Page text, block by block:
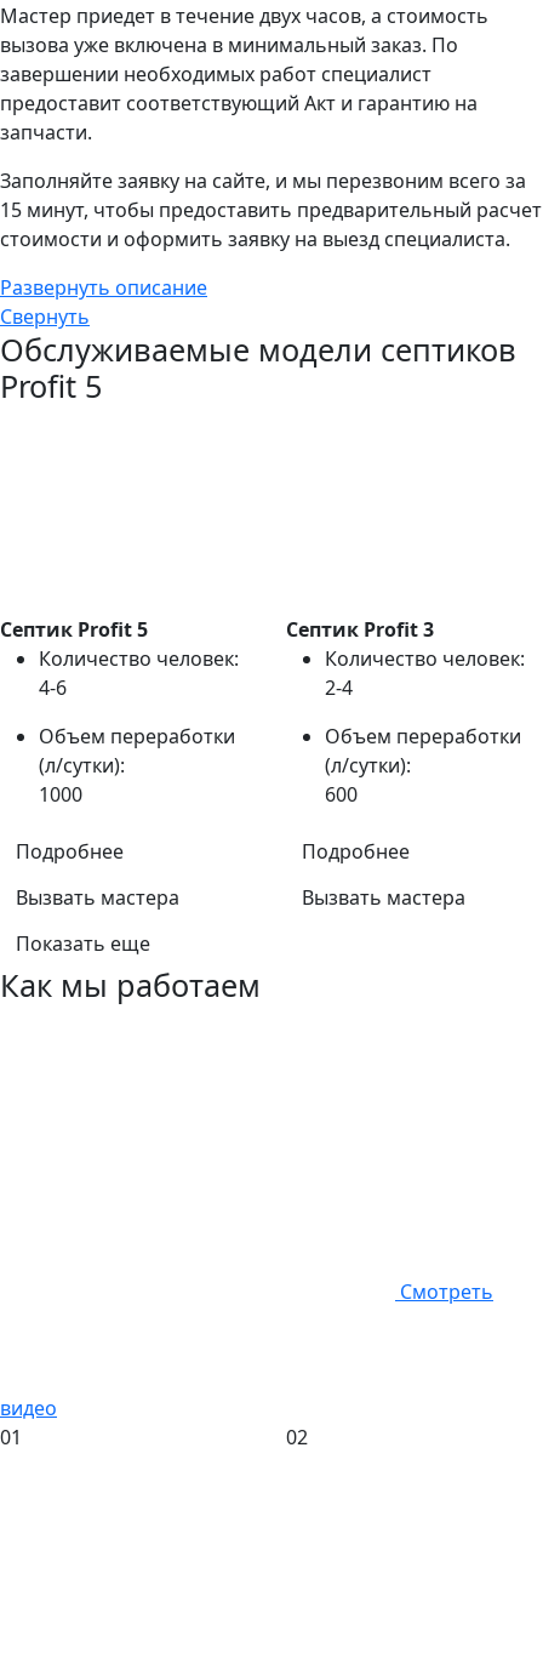
Мастер приедет в течение двух часов, а стоимость
вызова уже включена в минимальный заказ. По
завершении необходимых работ специалист
предоставит соответствующий Акт и гарантию на
запчасти.
Заполняйте заявку на сайте, и мы перезвоним всего за
15 минут, чтобы предоставить предварительный расчет
стоимости и оформить заявку на выезд специалиста.
Развернуть описание
Свернуть
Обслуживаемые модели септиков
Profit 5
Септик Profit 5
Количество человек:
4-6
Объем переработки
(л/сутки):
1000
Подробнее
Вызвать мастера
Септик Profit 3
Количество человек:
2-4
Объем переработки
(л/сутки):
600
Подробнее
Вызвать мастера
Показать еще
Как мы работаем
Смотреть
видео
01
02